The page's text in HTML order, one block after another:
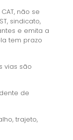
não se
sindicato,
e emita a
tem prazo
vias são
de
trajeto,